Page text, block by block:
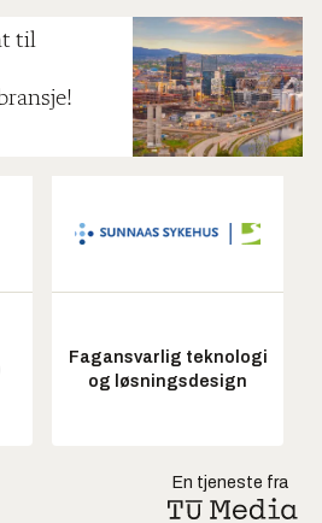
til
Fagansvarlig teknologi
og løsningsdesign
En tjeneste fra